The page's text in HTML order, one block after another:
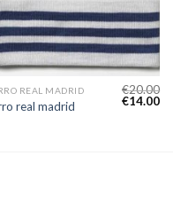
REAL MADRID
real madrid
€20.00
€14.00